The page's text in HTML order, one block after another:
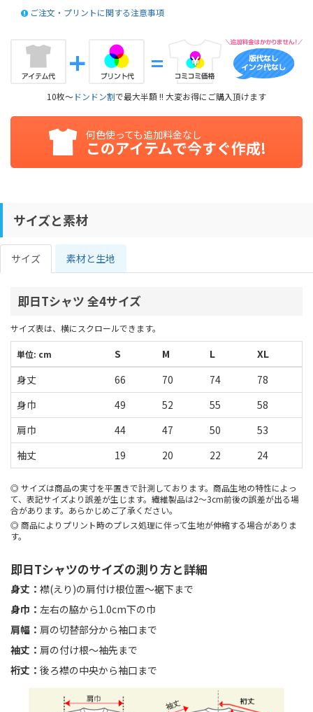
ご注文・プリントに関する注意事項
10枚～ドンドン割で最大半額 !! 大変お得にご購入頂けます
何色使っても追加料金なし
このアイテムで今すぐ作成!
サイズと素材
サイズ 素材と生地
即日Tシャツ 全4サイズ
サイズ表は、横にスクロールできます。
単位: cm S M L
XL
身丈
66 70 74
78
身巾
49 52 55
58
肩巾
44 47 50
53
袖丈
19 20 22 24
サイズは商品の実寸を平置きで計測しております。商品生地の特性によっ
て、表記サイズより誤差が生じます。繊維製品は2～3cm前後の誤差が出る場
合があります。あらかじめご了承ください。
商品によりプリント時のプレス処理に伴って生地が伸縮する場合がありま
す。
即日Tシャツのサイズの測り方と詳細
身丈： 襟(えり)の肩付け根位置〜裾下まで
身巾： 左右の脇から1.0cm下の巾
肩幅： 肩の切替部分から袖口まで
袖丈： 肩の付け根〜袖先まで
裄丈： 後ろ襟の中央から袖口まで